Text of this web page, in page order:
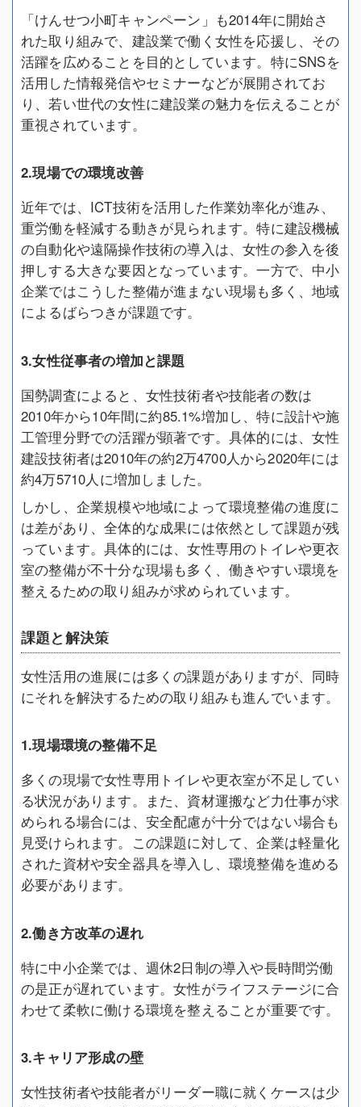
「けんせつ小町キャンペーン」も2014年に開始さ
れた取り組みで、建設業で働く女性を応援し、その
活躍を広めることを目的としています。特にSNSを
活用した情報発信やセミナーなどが展開されてお
り、若い世代の女性に建設業の魅力を伝えることが
重視されています。
2.現場での環境改善
近年では、ICT技術を活用した作業効率化が進み、
重労働を軽減する動きが見られます。特に建設機械
の自動化や遠隔操作技術の導入は、女性の参入を後
押しする大きな要因となっています。一方で、中小
企業ではこうした整備が進まない現場も多く、地域
によるばらつきが課題です。
3.女性従事者の増加と課題
国勢調査によると、女性技術者や技能者の数は
2010年から10年間に約85.1%増加し、特に設計や施
工管理分野での活躍が顕著です。具体的には、女性
建設技術者は2010年の約2万4700人から2020年には
約4万5710人に増加しました。
しかし、企業規模や地域によって環境整備の進度に
は差があり、全体的な成果には依然として課題が残
っています。具体的には、女性専用のトイレや更衣
室の整備が不十分な現場も多く、働きやすい環境を
整えるための取り組みが求められています。
課題と解決策
女性活用の進展には多くの課題がありますが、同時
にそれを解決するための取り組みも進んでいます。
1.現場環境の整備不足
多くの現場で女性専用トイレや更衣室が不足してい
る状況があります。また、資材運搬など力仕事が求
められる場合には、安全配慮が十分ではない場合も
見受けられます。この課題に対して、企業は軽量化
された資材や安全器具を導入し、環境整備を進める
必要があります。
2.働き方改革の遅れ
特に中小企業では、週休2日制の導入や長時間労働
の是正が遅れています。女性がライフステージに合
わせて柔軟に働ける環境を整えることが重要です。
3.キャリア形成の壁
女性技術者や技能者がリーダー職に就くケースは少